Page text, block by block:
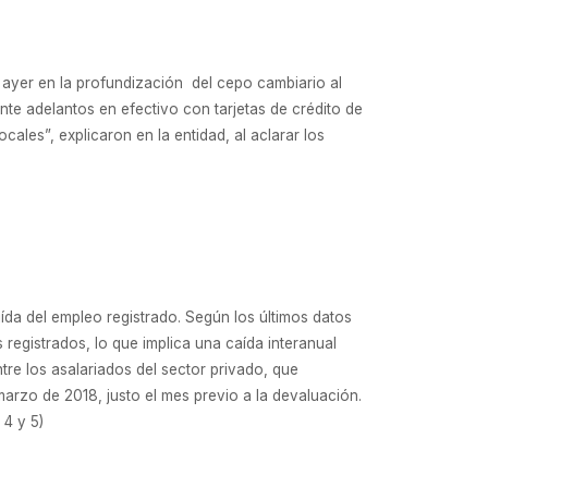
en la profundización del cepo cambiario al
adelantos en efectivo con tarjetas de crédito de
explicaron en la entidad, al aclarar los
del empleo registrado. Según los últimos datos
lo que implica una caída interanual
los asalariados del sector privado, que
de 2018, justo el mes previo a la devaluación.
y 5)